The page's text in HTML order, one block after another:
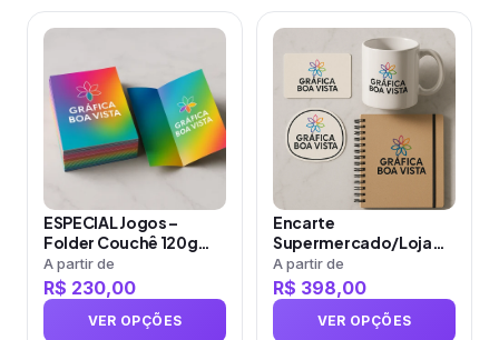
do
produto
do
produto
ESPECIAL Jogos –
Folder Couchê 120g
Sem Verniz
A partir de
R$ 230,00
VER OPÇÕES
Este
produto
tem
várias
variantes.
opções
podem
ser
escolhidas
Encarte
Supermercado/Loja
Couchê 80g Sem Verniz
A partir de
R$ 398,00
VER OPÇÕES
Este
produto
tem
várias
variantes.
opções
podem
ser
escolhidas